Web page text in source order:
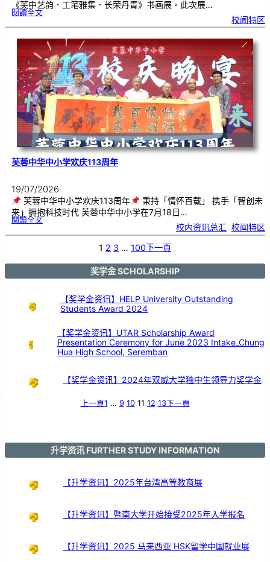
《芙中艺韵．工笔雅集．长荣丹青》书画展。此次展…
閱讀全文:《
艺
．
工
笔
雅
．
长
荣
丹
青
》
书
画
展
开
幕
校闻特区
芙蓉中华中小学欢庆113周年
19/07/2026
芙蓉中华中小学欢庆113周年
秉持「情怀百载」 携手「智创未
来」拥抱科技时代 芙蓉中华中小学在7月18日…
閱讀全文:芙
华
1
1
年
校内资讯总汇 校闻特区
1 2 3 … 100下一頁
奖学金 SCHOLARSHIP
【奖学金资讯】HELP University Outstanding
Students Award 2024
【奖学金资讯】UTAR Scholarship Award
Presentation Ceremony for June 2023 Intake_Chung
Hua High School, Seremban
【奖学金资讯】2024年双威大学独中生领导力奖学金
上一頁1 … 9 10 11 12 13下一頁
升学资讯 FURTHER STUDY INFORMATION
【升学资讯】2025年台湾高等教育展
【升学资讯】暨南大学开始接受2025年入学报名
【升学资讯】2025 马来西亚 HSK留学中国就业展